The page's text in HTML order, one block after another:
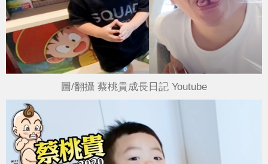
圖/翻攝 蔡桃貴成長日記 Youtube